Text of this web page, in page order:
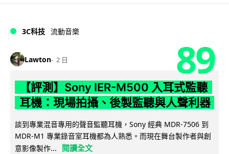
3C科技 流動音樂
Lawton 2 日 89
【評測】Sony IER-M500 入耳式監聽
耳機：現場拍攝、後製監聽與人聲利器
談到專業混音專用的聲音監聽耳機，Sony 經典 MDR-7506 到
MDR-M1 專業錄音室耳機都為人熟悉。而現在舞台製作者與創
意影像製作...
閱讀全文